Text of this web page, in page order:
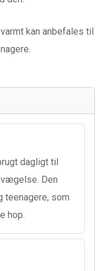
kan anbefales til
dagligt til
Den
teenagere, som
hop.